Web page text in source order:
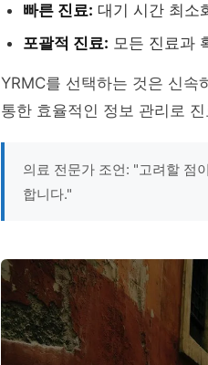
빠른 진료: 대기 시간 최소
포괄적 진료: 모든 진료과
YRMC를 선택하는 것은 신속
통한 효율적인 정보 관리로
의료 전문가 조언: "고려할 점
합니다."